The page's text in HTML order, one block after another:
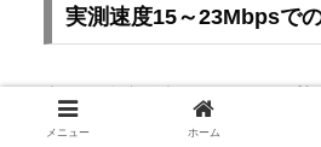
実測速度15～23Mbpsで
実際の速度測定結果では、 平
報告が多く、日常利用には十
メニュー ホーム